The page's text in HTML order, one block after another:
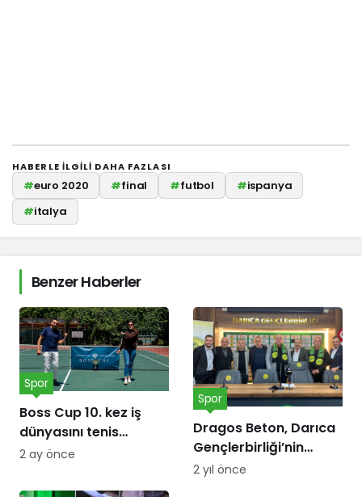
HABERLE ILGILI DAHA FAZLASI
#euro 2020 #final #futbol #ispanya
#italya
Benzer Haberler
Boss Cup 10. kez iş
dünyasını tenis
kortunda
Spor
2 ay önce
Dragos Beton, Darıca
Gençlerbirliği’nin
forma göğüs
Spor
2 yıl önce